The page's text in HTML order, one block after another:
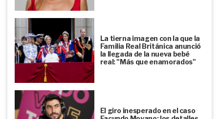
La tierna imagen con la que la
Familia Real Británica anunció
la llegada de la nueva bebé
real: "Más que enamorados"
El giro inesperado en el caso